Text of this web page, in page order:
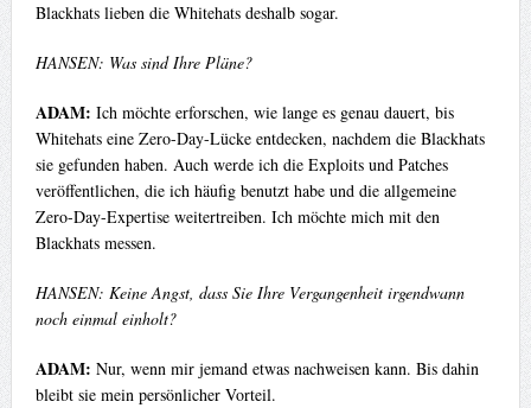
Blackhats lieben die Whitehats deshalb sogar.
HANSEN: Was sind Ihre Pläne?
ADAM: Ich möchte erforschen, wie lange es genau dauert, bis
Whitehats eine Zero-Day-Lücke entdecken, nachdem die Blackhats
sie gefunden haben. Auch werde ich die Exploits und Patches
veröffentlichen, die ich häufig benutzt habe und die allgemeine
Zero-Day-Expertise weitertreiben. Ich möchte mich mit den
Blackhats messen.
HANSEN: Keine Angst, dass Sie Ihre Vergangenheit irgendwann
noch einmal einholt?
ADAM: Nur, wenn mir jemand etwas nachweisen kann. Bis dahin
bleibt sie mein persönlicher Vorteil.